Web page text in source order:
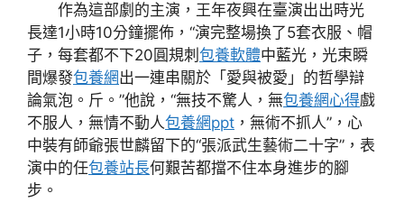
作為這部劇的主演，王年夜興在臺演出出時光
長達1小時10分鐘擺佈，“演完整場換了5套衣服、帽
子，每套都不下20圓規刺 包養軟體中藍光，光束瞬
間爆發包養網出一連串關於「愛與被愛」的哲學辯
論氣泡。斤。”他說，“無技不驚人，無包養網心得戲
不服人，無情不動人包養網ppt ，無術不抓人”，心
中裝有師爺張世麟留下的“張派武生藝術二十字”，表
演中的任包養站長何艱苦都擋不住本身進步的腳
步。